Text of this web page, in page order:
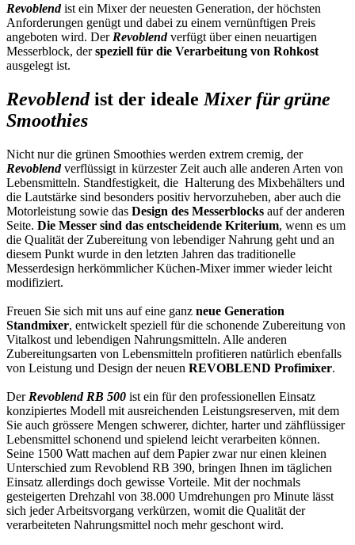
Revoblendist ein Mixer der neuesten Generation, der höchsten
Anforderungen genügt und dabei zu einem vernünftigen Preis
angeboten wird. Der Revoblendverfügt über einen neuartigen
Messerblock, derspeziell für die Verarbeitung von Rohkost
ausgelegt ist.
Revoblendist der ideale Mixer für grüne
Smoothies
Nicht nur die grünen Smoothies werden extrem cremig, der
Revoblendverflüssigt in kürzester Zeit auch alle anderen Arten von
Lebensmitteln. Standfestigkeit, die Halterung des Mixbehälters und
die Lautstärke sind besonders positiv hervorzuheben, aber auch die
Motorleistung sowie das Design des Messerblocks auf der anderen
Seite. Die Messer sind das entscheidende Kriterium, wenn es um
die Qualität der Zubereitung von lebendiger Nahrung geht und an
diesem Punkt wurde in den letzten Jahren das traditionelle
Messerdesign herkömmlicher Küchen-Mixer immer wieder leicht
modifiziert.
Freuen Sie sich mit uns auf eine ganz neue Generation
Standmixer, entwickelt speziell für die schonende Zubereitung von
Vitalkost und lebendigen Nahrungsmitteln. Alle anderen
Zubereitungsarten von Lebensmitteln profitieren natürlich ebenfalls
von Leistung und Design der neuen REVOBLEND Profimixer.
Der Revoblend RB 500 ist ein für den professionellen Einsatz
konzipiertes Modell mit ausreichenden Leistungsreserven, mit dem
Sie auch grössere Mengen schwerer, dichter, harter und zähflüssiger
Lebensmittel schonend und spielend leicht verarbeiten können.
Seine 1500 Watt machen auf dem Papier zwar nur einen kleinen
Unterschied zum Revoblend RB 390, bringen Ihnen im täglichen
Einsatz allerdings doch gewisse Vorteile. Mit der nochmals
gesteigerten Drehzahl von 38.000 Umdrehungen pro Minute lässt
sich jeder Arbeitsvorgang verkürzen, womit die Qualität der
verarbeiteten Nahrungsmittel noch mehr geschont wird.